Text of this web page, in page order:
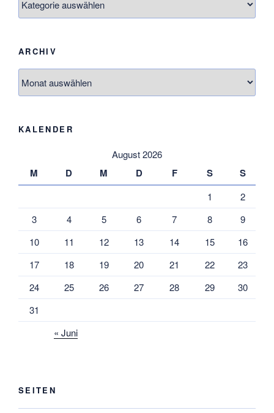
ARCHIV
KALENDER
August 2026
M D M D F S S
1
2
3
4 5 6 7 8
9
10
11 12 13 14 15
16
17
18 19 20 21 22
23
24
25 26 27 28 29
30
31
« Juni
SEITEN